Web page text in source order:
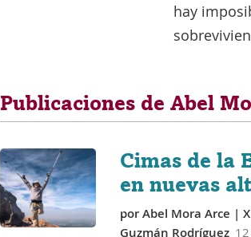
hay
Publicaciones de Abel
Cimas de la
en nuevas
porAbel Mora Arce |
Guzmán Rodríguez